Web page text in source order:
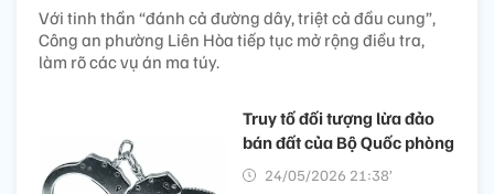
Với tinh thần “đánh cả đường dây, triệt cả đầu cung”,
Công an phường Liên Hòa tiếp tục mở rộng điều tra,
làm rõ các vụ án ma túy.
Truy tố đối tượng lừa đảo
bán đất của Bộ Quốc phòng
24/05/2026 21:38’